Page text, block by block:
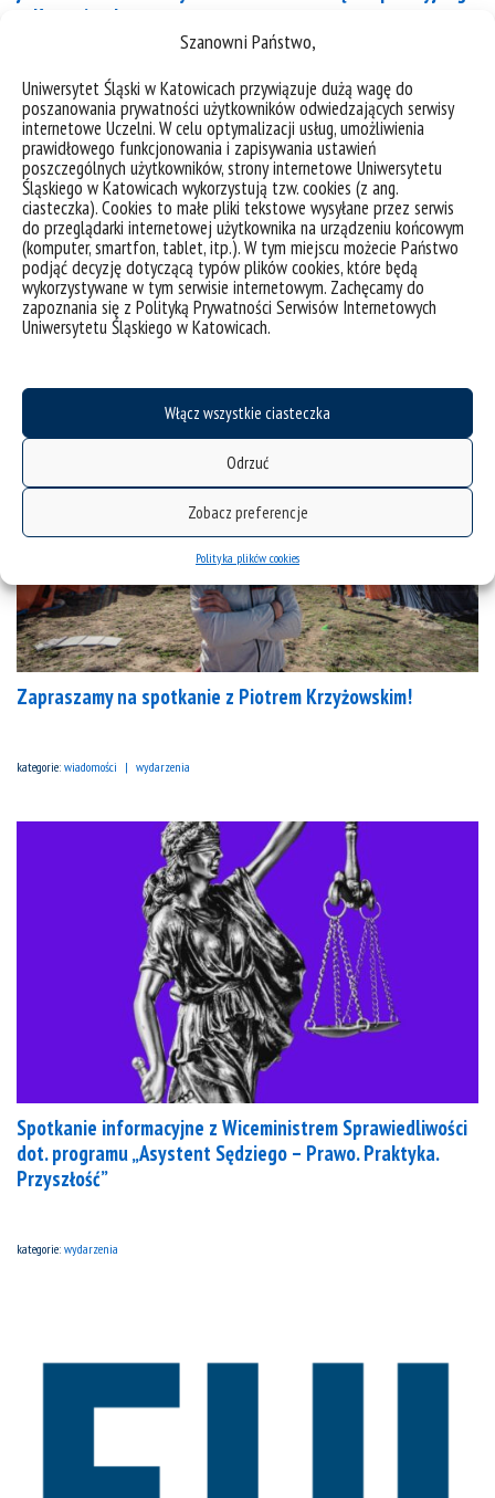
Szanowni Państwo,
Uniwersytet Śląski w Katowicach przywiązuje dużą wagę do
poszanowania prywatności użytkowników odwiedzających serwisy
internetowe Uczelni. W celu optymalizacji usług, umożliwienia
prawidłowego funkcjonowania i zapisywania ustawień
poszczególnych użytkowników, strony internetowe Uniwersytetu
Śląskiego w Katowicach wykorzystują tzw. cookies (z ang.
ciasteczka). Cookies to małe pliki tekstowe wysyłane przez serwis
do przeglądarki internetowej użytkownika na urządzeniu końcowym
(komputer, smartfon, tablet, itp.). W tym miejscu możecie Państwo
podjąć decyzję dotyczącą typów plików cookies, które będą
wykorzystywane w tym serwisie internetowym. Zachęcamy do
zapoznania się z Polityką Prywatności Serwisów Internetowych
Uniwersytetu Śląskiego w Katowicach.
Włącz wszystkie ciasteczka
Odrzuć
Zobacz preferencje
Polityka plików cookies
w Katowicach
do nadsyłania prac w ramach konkursu, którego
tematyka skupia się na bieżących zagadnieniach z
praw człowieka. Tematem przewodnim tegorocznej
edycji jest „Porządek społeczny jako zagrożenie dla
wolności jednostki. Prawda czy fałsz?” Prace będą
oceniane pod względem oryginalności pomysłu,
sposobu ujęcia tematu i umiejętności dokonywania
analizy na podstawie posiadanych wiadomości....
kategorie:wydarzenia
Zapraszamy na spotkanie z Piotrem Krzyżowskim!
kategorie: wiadomości wydarzenia
Spotkanie informacyjne z Wiceministrem Sprawiedliwości
dot. programu „Asystent Sędziego – Prawo. Praktyka.
Przyszłość”
kategorie: wydarzenia